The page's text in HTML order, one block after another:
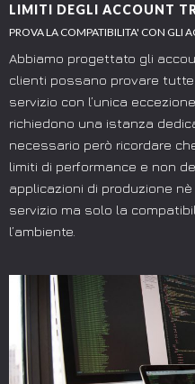
LIMITI DEGLI ACCOUNT
PROVA LA COMPATIBILITA' CON GLI
Abbiamo progettato gli
clienti possano provare
servizio con l’unica
richiedono una istanza
necessario però ricordare
limiti di performance e non
applicazioni di produzione
servizio ma solo la
l’ambiente.